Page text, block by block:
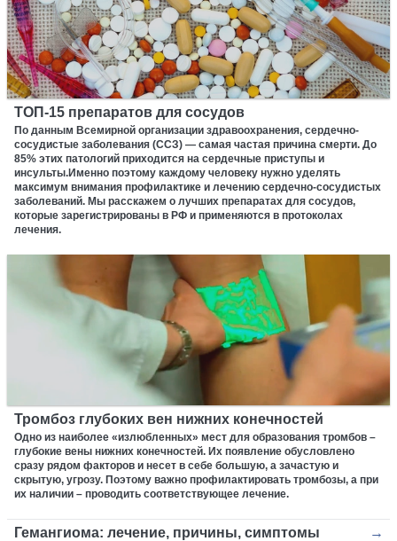
ТОП-15 препаратов для сосудов
По данным Всемирной организации здравоохранения, сердечно-
сосудистые заболевания (ССЗ) — самая частая причина смерти. До
85% этих патологий приходится на сердечные приступы и
инсульты.Именно поэтому каждому человеку нужно уделять
максимум внимания профилактике и лечению сердечно-сосудистых
заболеваний. Мы расскажем о лучших препаратах для сосудов,
которые зарегистрированы в РФ и применяются в протоколах
лечения.
Тромбоз глубоких вен нижних конечностей
Одно из наиболее «излюбленных» мест для образования тромбов –
глубокие вены нижних конечностей. Их появление обусловлено
сразу рядом факторов и несет в себе большую, а зачастую и
скрытую, угрозу. Поэтому важно профилактировать тромбозы, а при
их наличии – проводить соответствующее лечение.
Гемангиома: лечение, причины, симптомы